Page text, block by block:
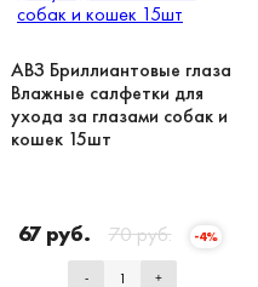
АВЗ Бриллиантовые глаза
Влажные салфетки для
ухода за глазами собак и
кошек 15шт
67 руб. 70 руб. -4%
- +